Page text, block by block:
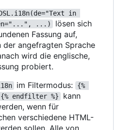
in
en="...", ...)
lösen sich
Fassung auf,
angefragten Sprache
wird die englische,
probiert.
im Filtermodus:
{%
endfilter %}
kann
wenn für
verschiedene HTML-